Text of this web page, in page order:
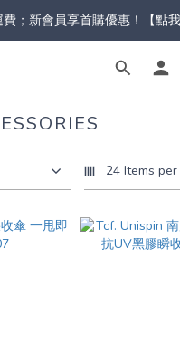
；新會員享首購優惠！【點我
24 Items